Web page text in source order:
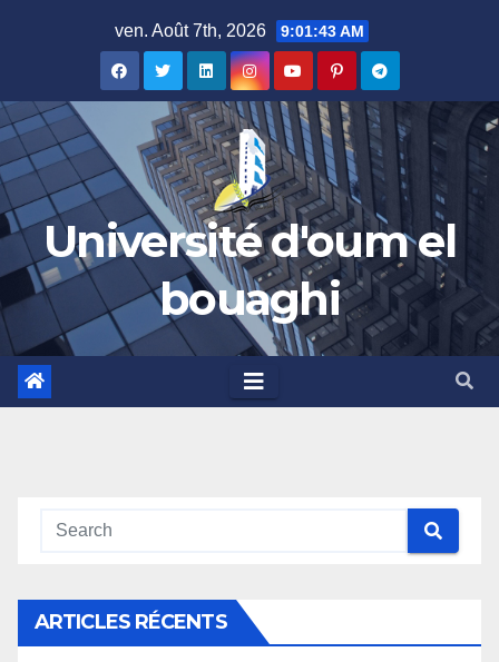
ven. Août 7th, 2026 9:01:43 AM
Université d'oum el
bouaghi
ARTICLES RÉCENTS